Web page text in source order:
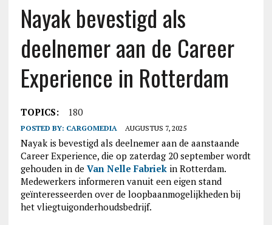
Nayak bevestigd als
deelnemer aan de Career
Experience in Rotterdam
TOPICS: 180
POSTED BY: CARGOMEDIA AUGUSTUS 7, 2025
Nayak is bevestigd als deelnemer aan de aanstaande
Career Experience, die op zaterdag 20 september wordt
gehouden in de Van Nelle Fabriekin Rotterdam.
Medewerkers informeren vanuit een eigen stand
geïnteresseerden over de loopbaanmogelijkheden bij
het vliegtuigonderhoudsbedrijf.